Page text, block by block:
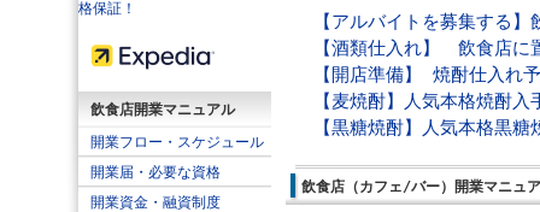
格保証！
飲食店開業マニュアル
開業フロー・スケジュール
開業届・必要な資格
開業資金・融資制度
【アルバイトを募集する
【酒類仕入れ】 飲食店に
【開店準備】 焼酎仕入れ
【麦焼酎】人気本格焼酎
【黒糖焼酎】人気本格黒
飲食店（カフェ/バー）開業マニュ